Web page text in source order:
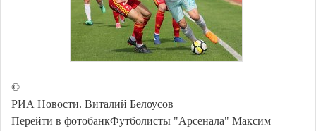
©
РИА Новости. Виталий Белоусов
Перейти в фотобанкФутболисты "Арсенала" Максим